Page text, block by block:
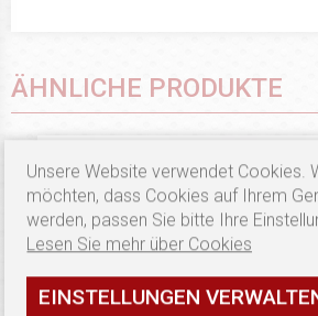
ÄHNLICHE PRODUKTE
Unsere Website verwendet Cookies.
möchten, dass Cookies auf Ihrem
werden, passen Sie bitte Ihre
Lesen Sie mehr über Cookies
EINSTELLUNGEN